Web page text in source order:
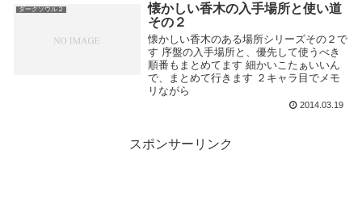
ダークソウル２
懐かしい香木の入手場所と使い道
その２
懐かしい香木のある場所シリーズその２で
す 序盤の入手場所と、優先して使うべき
順番もまとめてます 細かいこたぁいいん
で、まとめて行きます ２キャラ目でメモ
リながら
2014.03.19
スポンサーリンク